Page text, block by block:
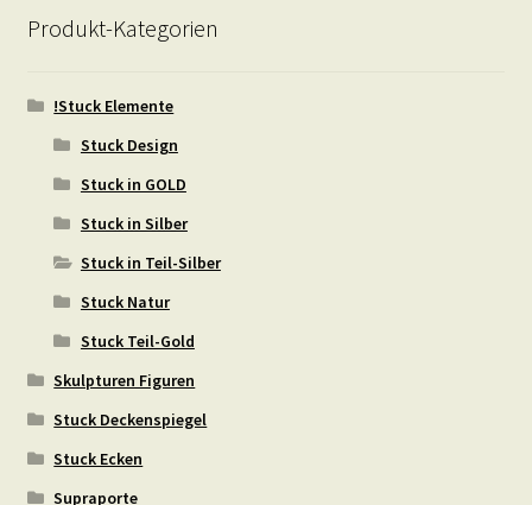
Produkt-Kategorien
!Stuck Elemente
Stuck Design
Stuck in GOLD
Stuck in Silber
Stuck in Teil-Silber
Stuck Natur
Stuck Teil-Gold
Skulpturen Figuren
Stuck Deckenspiegel
Stuck Ecken
Supraporte